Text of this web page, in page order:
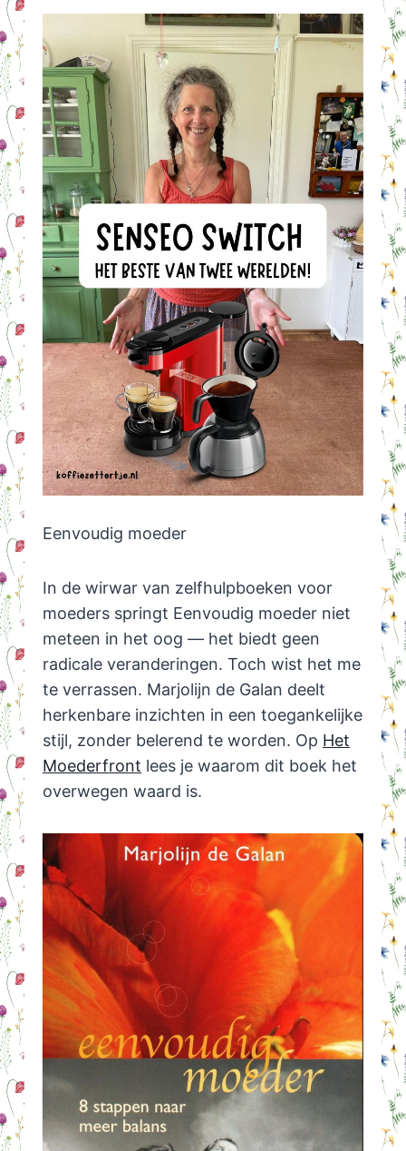
Eenvoudig moeder
In de wirwar van zelfhulpboeken voor
moeders springt Eenvoudig moeder niet
meteen in het oog — het biedt geen
radicale veranderingen. Toch wist het me
te verrassen. Marjolijn de Galan deelt
herkenbare inzichten in een toegankelijke
stijl, zonder belerend te worden. Op Het
Moederfront lees je waarom dit boek het
overwegen waard is.